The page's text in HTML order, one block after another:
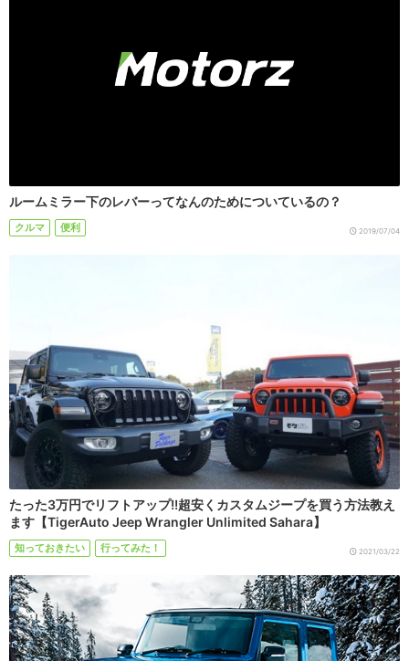
ルームミラー下のレバーってなんのためについているの？
クルマ 便利 2019/07/04
たった3万円でリフトアップ!!超安くカスタムジープを買う方法教え
ます【TigerAuto Jeep Wrangler Unlimited Sahara】
知っておきたい 行ってみた！ 2021/03/22